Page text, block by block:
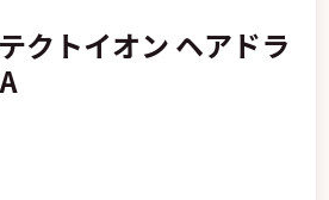
クトイオン ヘアドラ